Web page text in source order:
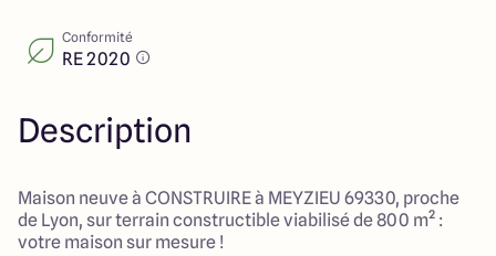
Conformité
RE 2020
Description
Maison neuve à CONSTRUIRE à MEYZIEU 69330, proche
de Lyon, sur terrain constructible viabilisé de 800 m² :
votre maison sur mesure !